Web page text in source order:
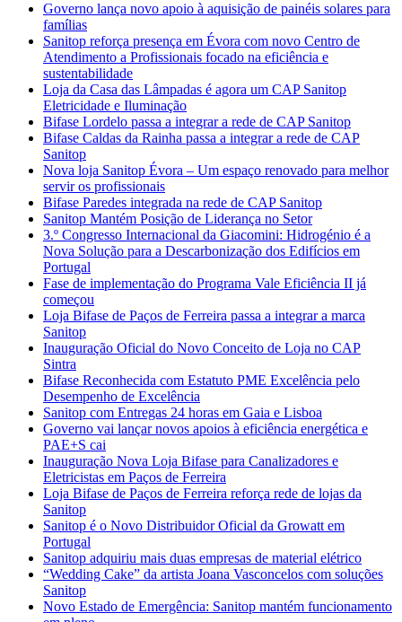
Governo lança novo apoio à aquisição de painéis solares para
famílias
Sanitop reforça presença em Évora com novo Centro de
Atendimento a Profissionais focado na eficiência e
sustentabilidade
Loja da Casa das Lâmpadas é agora um CAP Sanitop
Eletricidade e Iluminação
Bifase Lordelo passa a integrar a rede de CAP Sanitop
Bifase Caldas da Rainha passa a integrar a rede de CAP
Sanitop
Nova loja Sanitop Évora – Um espaço renovado para melhor
servir os profissionais
Bifase Paredes integrada na rede de CAP Sanitop
Sanitop Mantém Posição de Liderança no Setor
3.º Congresso Internacional da Giacomini: Hidrogénio é a
Nova Solução para a Descarbonização dos Edifícios em
Portugal
Fase de implementação do Programa Vale Eficiência II já
começou
Loja Bifase de Paços de Ferreira passa a integrar a marca
Sanitop
Inauguração Oficial do Novo Conceito de Loja no CAP
Sintra
Bifase Reconhecida com Estatuto PME Excelência pelo
Desempenho de Excelência
Sanitop com Entregas 24 horas em Gaia e Lisboa
Governo vai lançar novos apoios à eficiência energética e
PAE+S cai
Inauguração Nova Loja Bifase para Canalizadores e
Eletricistas em Paços de Ferreira
Loja Bifase de Paços de Ferreira reforça rede de lojas da
Sanitop
Sanitop é o Novo Distribuidor Oficial da Growatt em
Portugal
Sanitop adquiriu mais duas empresas de material elétrico
“Wedding Cake” da artista Joana Vasconcelos com soluções
Sanitop
Novo Estado de Emergência: Sanitop mantém funcionamento